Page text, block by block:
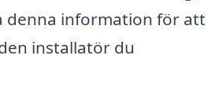
denna information för att
installatör du